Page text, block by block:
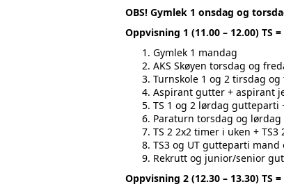
OBS! Gymlek 1 onsdag og
Oppvisning 1 (11.00 – 12.00) TS
Gymlek 1 mandag
AKS Skøyen torsdag og
Turnskole 1 og 2 tirsdag
Aspirant gutter + aspirant
TS 1 og 2 lørdag
Paraturn torsdag og lørdag
TS 2 2x2 timer i uken +
TS3 og UT gutteparti
Rekrutt og junior/senior
Oppvisning 2 (12.30 – 13.30) TS